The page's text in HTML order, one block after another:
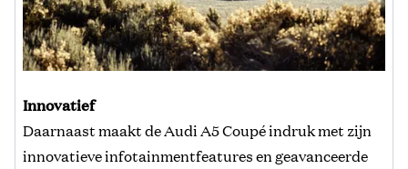
Innovatief
Daarnaast maakt de Audi A5 Coupé indruk met zijn
innovatieve infotainmentfeatures en geavanceerde